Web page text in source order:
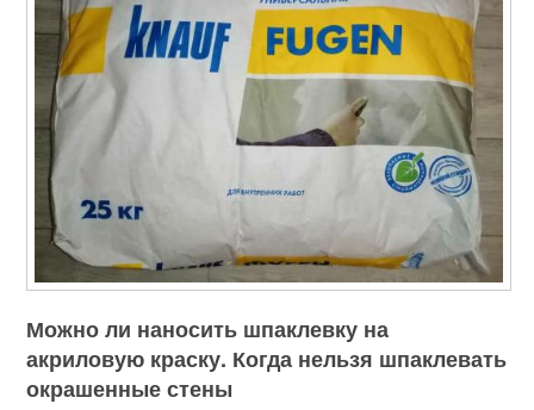
Можно ли наносить шпаклевку на
акриловую краску. Когда нельзя шпаклевать
окрашенные стены